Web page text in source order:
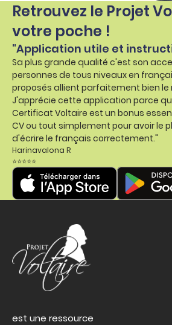
Retrouvez le Projet
votre poche !
"Application utile et
Sa plus grande qualité c'est son
personnes de tous niveaux en
proposés allient parfaitement bien
J'apprécie cette application parce
Certificat Voltaire est un bonus
CV ou tout simplement pour avoir le
d'écrire le français correctement."
Harinavalona R
⭐⭐⭐⭐⭐
est une ressource